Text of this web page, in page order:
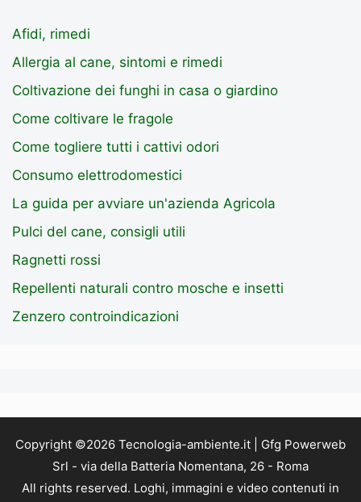
Afidi, rimedi
Allergia al cane, sintomi e rimedi
Coltivazione dei funghi in casa o giardino
Come coltivare le fragole
Come togliere tutti i cattivi odori
Consumo elettrodomestici
La guida per avviare un'azienda Agricola
Pulci del cane, consigli utili
Ragnetti rossi
Repellenti naturali contro mosche e insetti
Zenzero controindicazioni
Copyright ©2026 Tecnologia-ambiente.it | Gfg Powerweb
Srl - via della Batteria Nomentana, 26 - Roma
All rights reserved. Loghi, immagini e video contenuti in